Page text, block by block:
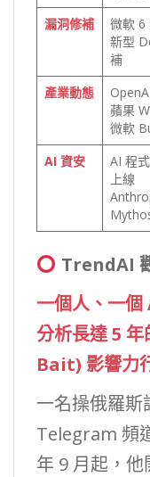
漏洞修補
微軟 6
新型
補
產業動態
蘋果
微軟
AI 資安
AI 程
上線
TrendAI
一個人、一
分析長達 5
Bait) 影響力
一名操俄羅斯
Telegram 頻
年 9 月起，